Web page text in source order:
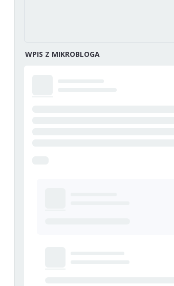
WPIS Z MIKROBLOGA